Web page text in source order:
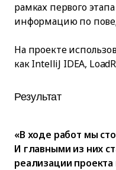
рамках первого
информацию по
На проекте
как IntelliJ IDEA,
Результат
«В ходе работ мы
И главными из них
реализации